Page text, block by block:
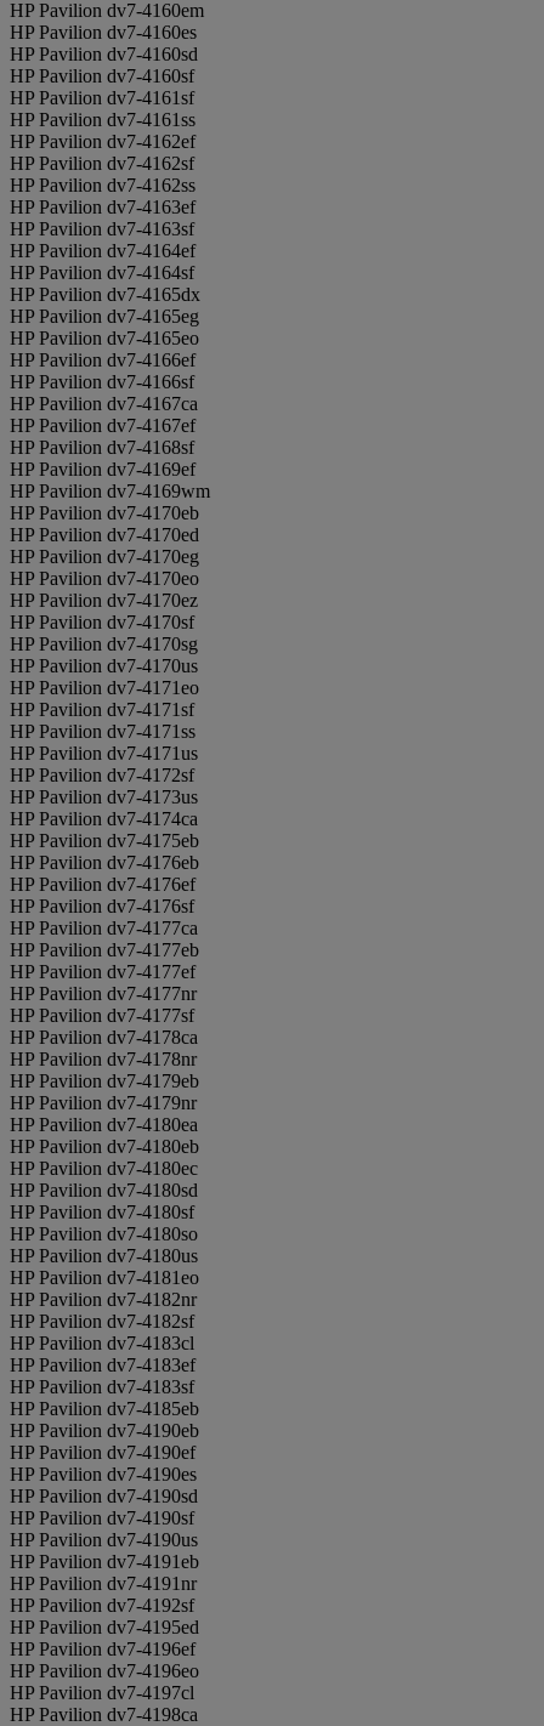
HP Pavilion dv7-4160em
HP Pavilion dv7-4160es
HP Pavilion dv7-4160sd
HP Pavilion dv7-4160sf
HP Pavilion dv7-4161sf
HP Pavilion dv7-4161ss
HP Pavilion dv7-4162ef
HP Pavilion dv7-4162sf
HP Pavilion dv7-4162ss
HP Pavilion dv7-4163ef
HP Pavilion dv7-4163sf
HP Pavilion dv7-4164ef
HP Pavilion dv7-4164sf
HP Pavilion dv7-4165dx
HP Pavilion dv7-4165eg
HP Pavilion dv7-4165eo
HP Pavilion dv7-4166ef
HP Pavilion dv7-4166sf
HP Pavilion dv7-4167ca
HP Pavilion dv7-4167ef
HP Pavilion dv7-4168sf
HP Pavilion dv7-4169ef
HP Pavilion dv7-4169wm
HP Pavilion dv7-4170eb
HP Pavilion dv7-4170ed
HP Pavilion dv7-4170eg
HP Pavilion dv7-4170eo
HP Pavilion dv7-4170ez
HP Pavilion dv7-4170sf
HP Pavilion dv7-4170sg
HP Pavilion dv7-4170us
HP Pavilion dv7-4171eo
HP Pavilion dv7-4171sf
HP Pavilion dv7-4171ss
HP Pavilion dv7-4171us
HP Pavilion dv7-4172sf
HP Pavilion dv7-4173us
HP Pavilion dv7-4174ca
HP Pavilion dv7-4175eb
HP Pavilion dv7-4176eb
HP Pavilion dv7-4176ef
HP Pavilion dv7-4176sf
HP Pavilion dv7-4177ca
HP Pavilion dv7-4177eb
HP Pavilion dv7-4177ef
HP Pavilion dv7-4177nr
HP Pavilion dv7-4177sf
HP Pavilion dv7-4178ca
HP Pavilion dv7-4178nr
HP Pavilion dv7-4179eb
HP Pavilion dv7-4179nr
HP Pavilion dv7-4180ea
HP Pavilion dv7-4180eb
HP Pavilion dv7-4180ec
HP Pavilion dv7-4180sd
HP Pavilion dv7-4180sf
HP Pavilion dv7-4180so
HP Pavilion dv7-4180us
HP Pavilion dv7-4181eo
HP Pavilion dv7-4182nr
HP Pavilion dv7-4182sf
HP Pavilion dv7-4183cl
HP Pavilion dv7-4183ef
HP Pavilion dv7-4183sf
HP Pavilion dv7-4185eb
HP Pavilion dv7-4190eb
HP Pavilion dv7-4190ef
HP Pavilion dv7-4190es
HP Pavilion dv7-4190sd
HP Pavilion dv7-4190sf
HP Pavilion dv7-4190us
HP Pavilion dv7-4191eb
HP Pavilion dv7-4191nr
HP Pavilion dv7-4192sf
HP Pavilion dv7-4195ed
HP Pavilion dv7-4196ef
HP Pavilion dv7-4196eo
HP Pavilion dv7-4197cl
HP Pavilion dv7-4198ca